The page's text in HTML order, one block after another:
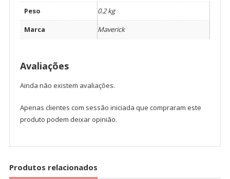
Peso
0.2 kg
Marca
Maverick
Avaliações
Ainda não existem avaliações.
Apenas clientes com sessão iniciada que compraram este
produto podem deixar opinião.
Produtos relacionados